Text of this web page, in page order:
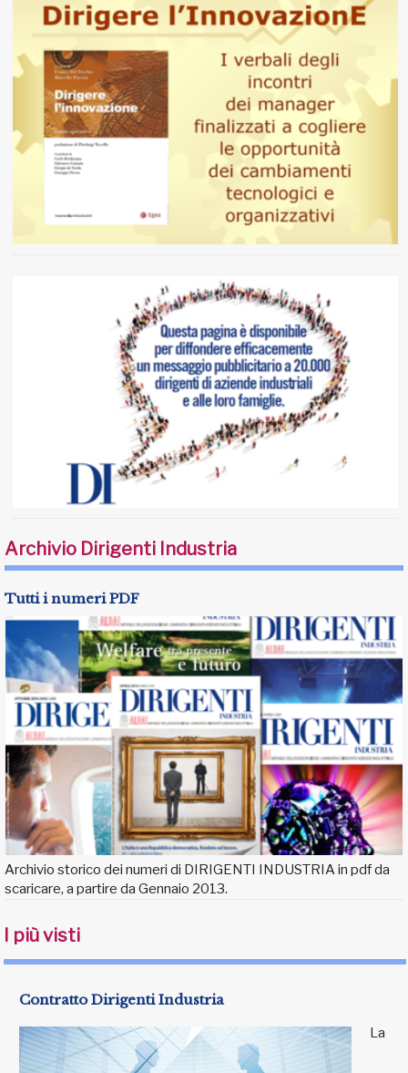
Archivio Dirigenti Industria
Tutti i numeri PDF
Archivio storico dei numeri di DIRIGENTI INDUSTRIA in pdf da
scaricare, a partire da Gennaio 2013.
I più visti
Contratto Dirigenti Industria
La